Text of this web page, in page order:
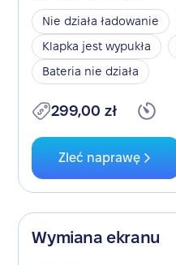
Nie działa ładowanie
Klapka jest wypukła
Bateria nie działa
299,00 zł
Zleć naprawę
Wymiana ekranu